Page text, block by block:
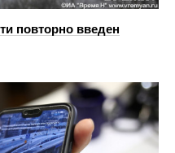
повторно введен